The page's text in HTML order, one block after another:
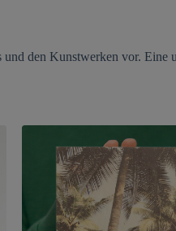
den Kunstwerken vor. Eine